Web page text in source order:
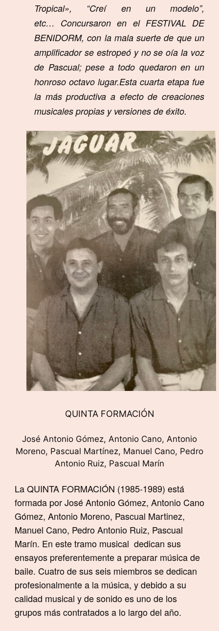
Tropical», “Creí en un modelo”,
etc… Concursaron en el FESTIVAL DE
BENIDORM, con la mala suerte de que un
amplificador se estropeó y no se oía la voz
de Pascual; pese a todo quedaron en un
honroso octavo lugar.Esta cuarta etapa fue
la más productiva a efecto de creaciones
musicales propias y versiones de éxito.
QUINTA FORMACIÓN
José Antonio Gómez, Antonio Cano, Antonio
Moreno, Pascual Martínez, Manuel Cano, Pedro
Antonio Ruiz, Pascual Marín
La QUINTA FORMACIÓN (1985-1989) está
formada por José Antonio Gómez, Antonio Cano
Gómez, Antonio Moreno, Pascual Martinez,
Manuel Cano, Pedro Antonio Ruiz, Pascual
Marín. En este tramo musical dedican sus
ensayos preferentemente a preparar música de
baile. Cuatro de sus seis miembros se dedican
profesionalmente a la música, y debido a su
calidad musical y de sonido es uno de los
grupos más contratados a lo largo del año.